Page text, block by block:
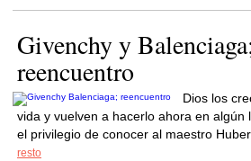
Givenchy y
reencuentro
Dios los
vida y vuelven a hacerlo ahora en algún
el privilegio de conocer al maestro
resto